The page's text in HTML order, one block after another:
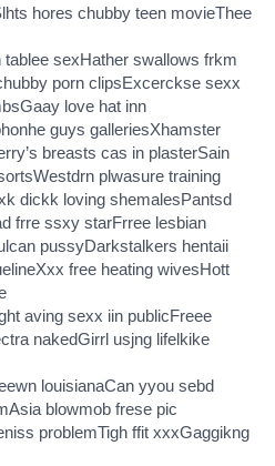
hores chubby teen movieThee
sexHather swallows frkm
porn clipsExcerckse sexx
love hat inn
guys galleriesXhamster
breasts cas in plasterSain
plwasure training
dickk loving shemalesPantsd
frre ssxy starFrree lesbian
pussyDarkstalkers hentaii
free heating wivesHott
aving sexx iin publicFreee
nakedGirrl usjng lifelkike
louisianaCan yyou sebd
blowmob frese pic
problemTigh ffit xxxGaggikng